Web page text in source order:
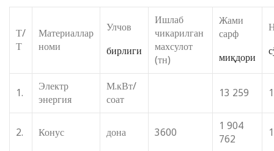
Т/
Т
Материаллар
номи
Улчов
бирлиги
Ишлаб
чикарилган
махсулот
(тн)
Жами
сарф
миқдори
1.
Электр
энергия
М.кВт/
соат
13 259
2. Конус дона 3600
1 904
762